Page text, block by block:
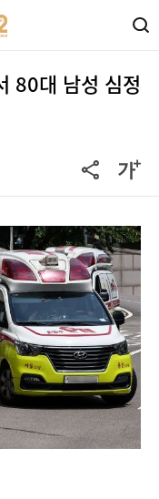
80대 남성 심정